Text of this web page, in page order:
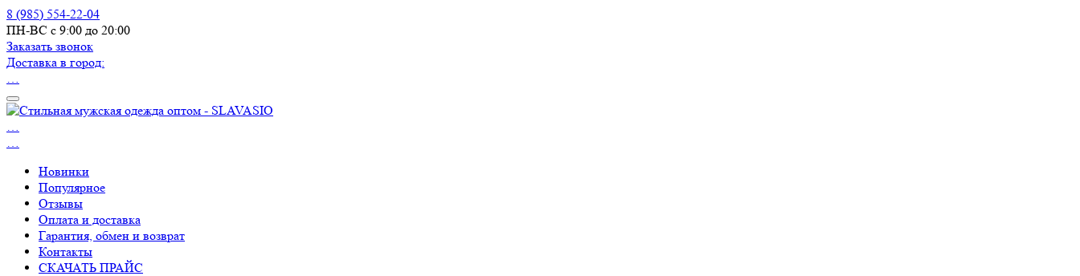
8 (985) 554-22-04
ПН-ВС с 9:00 до 20:00
Заказать звонок
Доставка в город:
…
…
…
Новинки
Популярное
Отзывы
Оплата и доставка
Гарантия, обмен и возврат
Контакты
СКАЧАТЬ ПРАЙС